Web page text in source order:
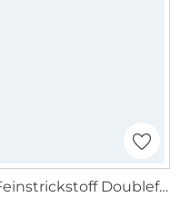
Feinstrickstoff Doubleface Lia Melange, mittelgrün